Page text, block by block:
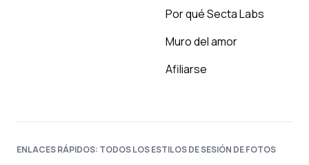
Por qué Secta Labs
Muro del amor
Afiliarse
ENLACES RÁPIDOS: TODOS LOS ESTILOS DE SESIÓN DE FOTOS